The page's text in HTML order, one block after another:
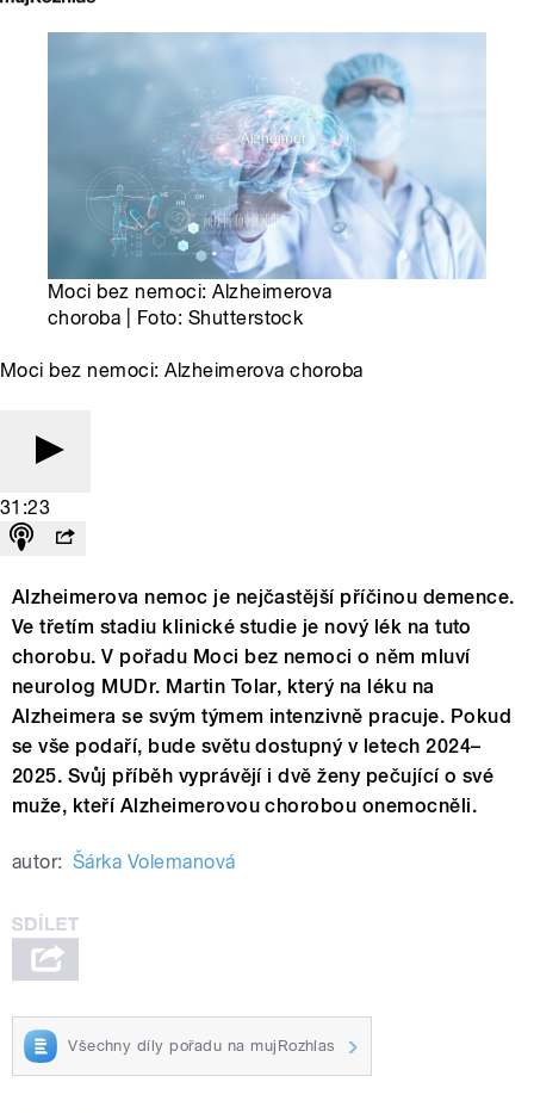
Moci bez nemoci: Alzheimerova
choroba | Foto: Shutterstock
Moci bez nemoci: Alzheimerova choroba
31:23
Alzheimerova nemoc je nejčastější příčinou demence.
Ve třetím stadiu klinické studie je nový lék na tuto
chorobu. V pořadu Moci bez nemoci o něm mluví
neurolog MUDr. Martin Tolar, který na léku na
Alzheimera se svým týmem intenzivně pracuje. Pokud
se vše podaří, bude světu dostupný v letech 2024–
2025. Svůj příběh vyprávějí i dvě ženy pečující o své
muže, kteří Alzheimerovou chorobou onemocněli.
autor: Šárka Volemanová
Všechny díly pořadu na mujRozhlas